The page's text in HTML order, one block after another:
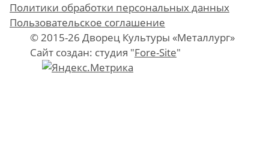
Политики обработки персональных данных
Пользовательское соглашение
© 2015-26 Дворец Культуры «Металлург»
Сайт создан: студия "Fore-Site"